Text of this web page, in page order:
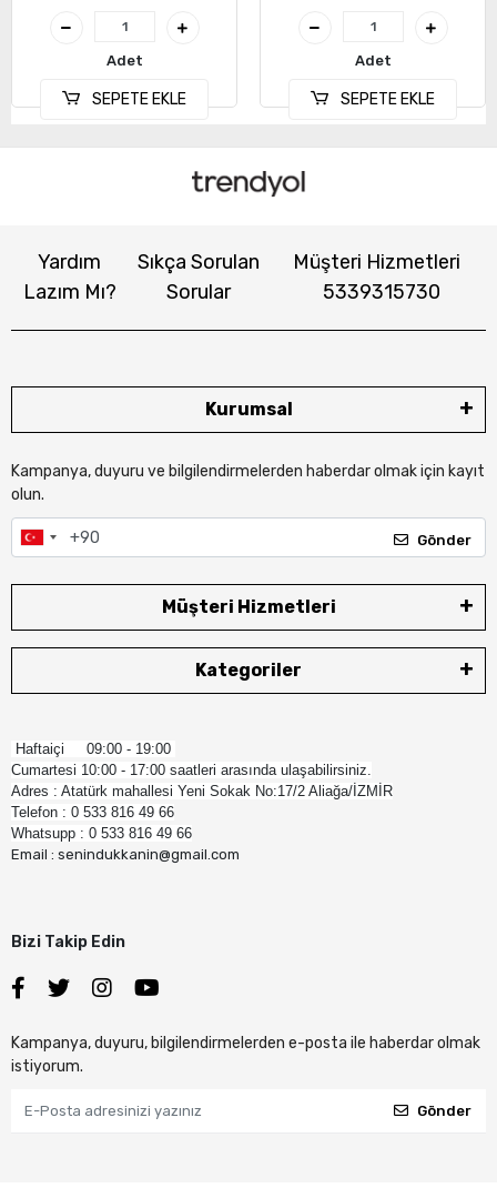
Adet
SEPETE EKLE
Adet
SEPETE EKLE
Yardım
Lazım Mı?
Sıkça Sorulan
Sorular
Müşteri Hizmetleri
5339315730
Kurumsal
Kampanya, duyuru ve bilgilendirmelerden haberdar olmak için kayıt
olun.
Gönder
Müşteri Hizmetleri
Kategoriler
Haftaiçi 09:00 - 19:00
Cumartesi 10:00 - 17:00 saatleri arasında ulaşabilirsiniz.
Adres : Atatürk mahallesi Yeni Sokak No:17/2 Aliağa/İZMİR
Telefon : 0 533 816 49 66
Whatsupp : 0 533 816 49 66
Email : senindukkanin@gmail.com
Bizi Takip Edin
Kampanya, duyuru, bilgilendirmelerden e-posta ile haberdar olmak
istiyorum.
Gönder